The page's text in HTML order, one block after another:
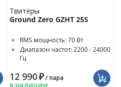
Твитеры
Ground Zero GZHT 25S
RMS мощность: 70 Вт
Диапазон частот: 2200 - 24000
Гц
12 990₽/ пара